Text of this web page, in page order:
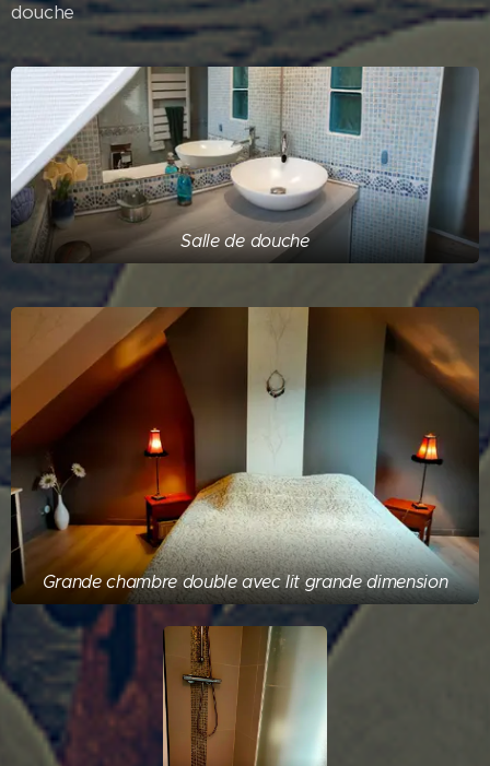
douche
Salle de douche
Grande chambre double avec lit grande dimension